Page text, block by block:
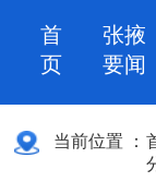
首
页
张掖
要闻
当前位置 ：